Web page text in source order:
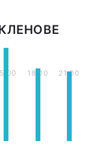
18:00 21:00